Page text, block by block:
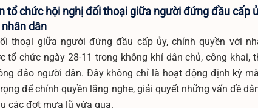
tổ chức hội nghị đối thoại giữa người đứng đầu cấp
dân
thoại giữa người đứng đầu cấp ủy, chính quyền với
tổ chức ngày 28-11 trong không khí dân chủ, công khai,
đảo người dân. Đây không chỉ là hoạt động định kỳ
để chính quyền lắng nghe, giải quyết những vấn đề
các đợt mưa lũ vừa qua.